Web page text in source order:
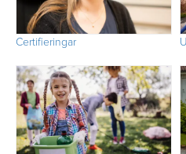
Certifieringar